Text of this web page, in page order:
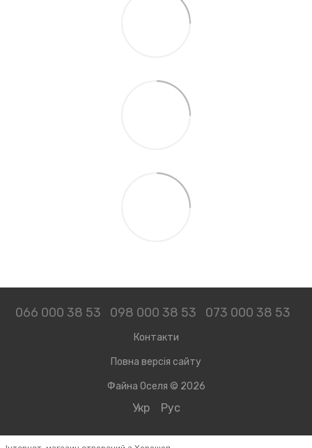
066 000 38 53 098 000 38 53 073 000 38 53
Контакти
Повна версія сайту
Файна Оселя © 2026
Укр Рус